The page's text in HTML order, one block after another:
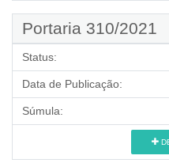
Portaria 310/2021
Status:
Data de Publicação:
Súmula: